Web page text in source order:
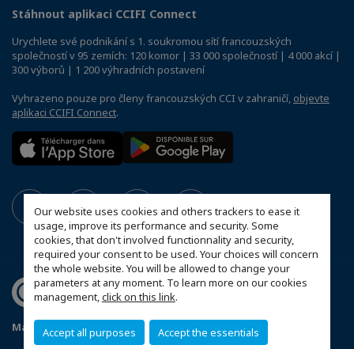
Our website uses cookies and others trackers to ease it
usage, improve its performance and security. Some
cookies, that don't involved functionnality and security,
required your consent to be used. Your choices will concern
the whole website. You will be allowed to change your
parameters at any moment. To learn more on our cookies
management,click on this link.
Accept all purposes Accept the essentials
Stáhnout aplikaci CCIFI Connect
Urychlete své podnikání s 1. soukromou sítí francouzských
společností v 95 zemích: 120 komor | 33 000 společností | 4 000 akcí |
300 výborů | 1 200 výhradních postavení
Vyhrazeno pouze pro členy francouzských CCI v zahraničí, objevte
aplikaci CCIFI Connect.
Mapa webu Stanovy FČOK
Právní informace